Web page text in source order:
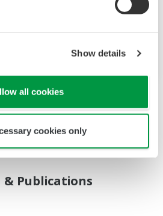
Show details
all cookies
cookies only
年台灣化學產業高峰論
& Publications